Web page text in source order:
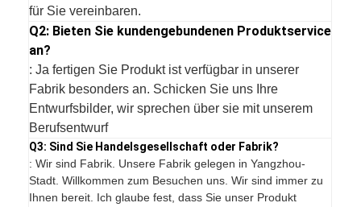
für Sie vereinbaren.
Q2: Bieten Sie kundengebundenen Produktservice
an?
: Ja fertigen Sie Produkt ist verfügbar in unserer
Fabrik besonders an. Schicken Sie uns Ihre
Entwurfsbilder, wir sprechen über sie mit unserem
Berufsentwurf
Q3: Sind Sie Handelsgesellschaft oder Fabrik?
: Wir sind Fabrik. Unsere Fabrik gelegen in Yangzhou-
Stadt. Willkommen zum Besuchen uns. Wir sind immer zu
Ihnen bereit. Ich glaube fest, dass Sie unser Produkt